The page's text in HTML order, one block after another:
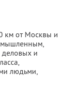
км от Москвы и
деловых и
людьми,